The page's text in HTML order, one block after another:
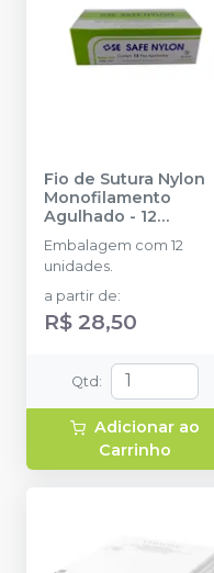
Fio de Sutura Nylon
Monofilamento
Agulhado - 12
unidades
COMERCIAL
Embalagem com 12
unidades.
a partir de:
R$ 28,50
Qtd :
Adicionar ao
Carrinho